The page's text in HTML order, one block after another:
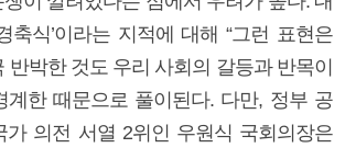
축식’이라는 지적에 대해 “그런 표현은
반박한 것도 우리 사회의 갈등과 반목이
계한 때문으로 풀이된다. 다만, 정부 공
가 의전 서열 2위인 우원식 국회의장은